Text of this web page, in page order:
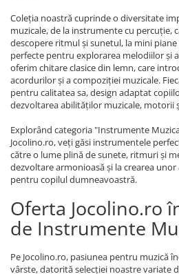
Coleția noastră cuprinde o diversitate
muzicale, de la instrumente cu percuție,
descopere ritmul și sunetul, la mini
perfecte pentru explorarea melodiilor și
oferim chitare clasice din lemn, care
acordurilor și a compoziției muzicale.
pentru calitatea sa, design adaptat
dezvoltarea abilităților muzicale, motorii
Explorând categoria "Instrumente
Jocolino.ro, veți găsi instrumentele
către o lume plină de sunete, ritmuri și
dezvoltare armonioasă și la crearea
pentru copilul dumneavoastră.
Oferta Jocolino.ro
de Instrumente
Pe Jocolino.ro, pasiunea pentru muzică
vârste, datorită selecției noastre variate